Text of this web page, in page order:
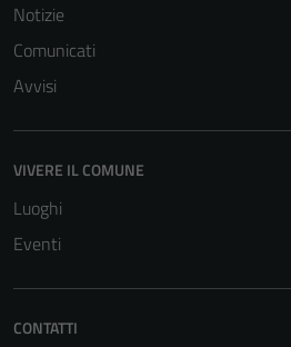
Notizie
Comunicati
Avvisi
VIVERE IL COMUNE
Luoghi
Eventi
CONTATTI